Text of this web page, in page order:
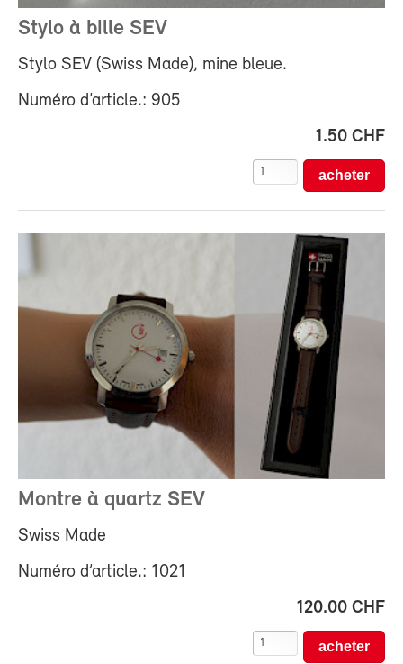
Stylo à bille SEV
Stylo SEV (Swiss Made), mine bleue.
Numéro d’article.: 905
1.50 CHF
Montre à quartz SEV
Swiss Made
Numéro d’article.: 1021
120.00 CHF